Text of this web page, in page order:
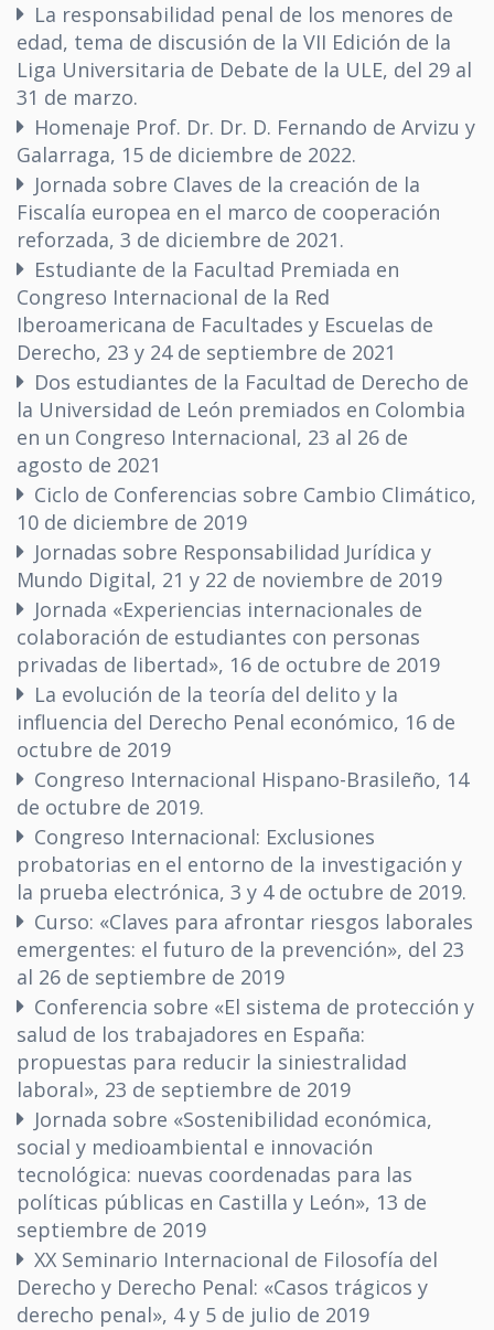
La responsabilidad penal de los menores de
edad, tema de discusión de la VII Edición de la
Liga Universitaria de Debate de la ULE, del 29 al
31 de marzo.
Homenaje Prof. Dr. Dr. D. Fernando de Arvizu y
Galarraga, 15 de diciembre de 2022.
Jornada sobre Claves de la creación de la
Fiscalía europea en el marco de cooperación
reforzada, 3 de diciembre de 2021.
Estudiante de la Facultad Premiada en
Congreso Internacional de la Red
Iberoamericana de Facultades y Escuelas de
Derecho, 23 y 24 de septiembre de 2021
Dos estudiantes de la Facultad de Derecho de
la Universidad de León premiados en Colombia
en un Congreso Internacional, 23 al 26 de
agosto de 2021
Ciclo de Conferencias sobre Cambio Climático,
10 de diciembre de 2019
Jornadas sobre Responsabilidad Jurídica y
Mundo Digital, 21 y 22 de noviembre de 2019
Jornada «Experiencias internacionales de
colaboración de estudiantes con personas
privadas de libertad», 16 de octubre de 2019
La evolución de la teoría del delito y la
influencia del Derecho Penal económico, 16 de
octubre de 2019
Congreso Internacional Hispano-Brasileño, 14
de octubre de 2019.
Congreso Internacional: Exclusiones
probatorias en el entorno de la investigación y
la prueba electrónica, 3 y 4 de octubre de 2019.
Curso: «Claves para afrontar riesgos laborales
emergentes: el futuro de la prevención», del 23
al 26 de septiembre de 2019
Conferencia sobre «El sistema de protección y
salud de los trabajadores en España:
propuestas para reducir la siniestralidad
laboral», 23 de septiembre de 2019
Jornada sobre «Sostenibilidad económica,
social y medioambiental e innovación
tecnológica: nuevas coordenadas para las
políticas públicas en Castilla y León», 13 de
septiembre de 2019
XX Seminario Internacional de Filosofía del
Derecho y Derecho Penal: «Casos trágicos y
derecho penal», 4 y 5 de julio de 2019